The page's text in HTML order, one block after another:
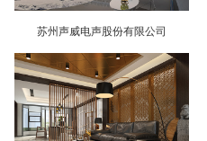
苏州声威电声股份有限公司